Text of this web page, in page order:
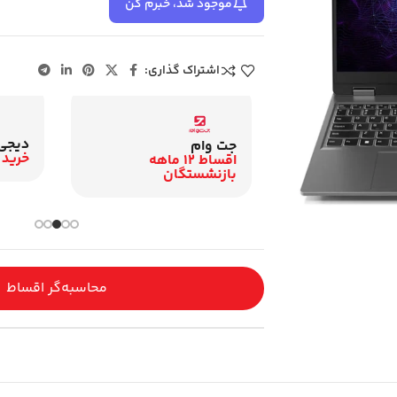
موجود شد، خبرم کن
اشتراک گذاری:
اقساط 12 ماهه
جت وام
اقساط 12 ماهه
بازنشستگان
محاسبه‌گر اقساط